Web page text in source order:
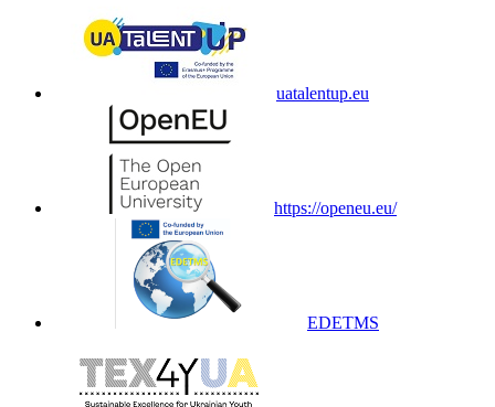
uatalentup.eu
https://openeu.eu/
EDETMS